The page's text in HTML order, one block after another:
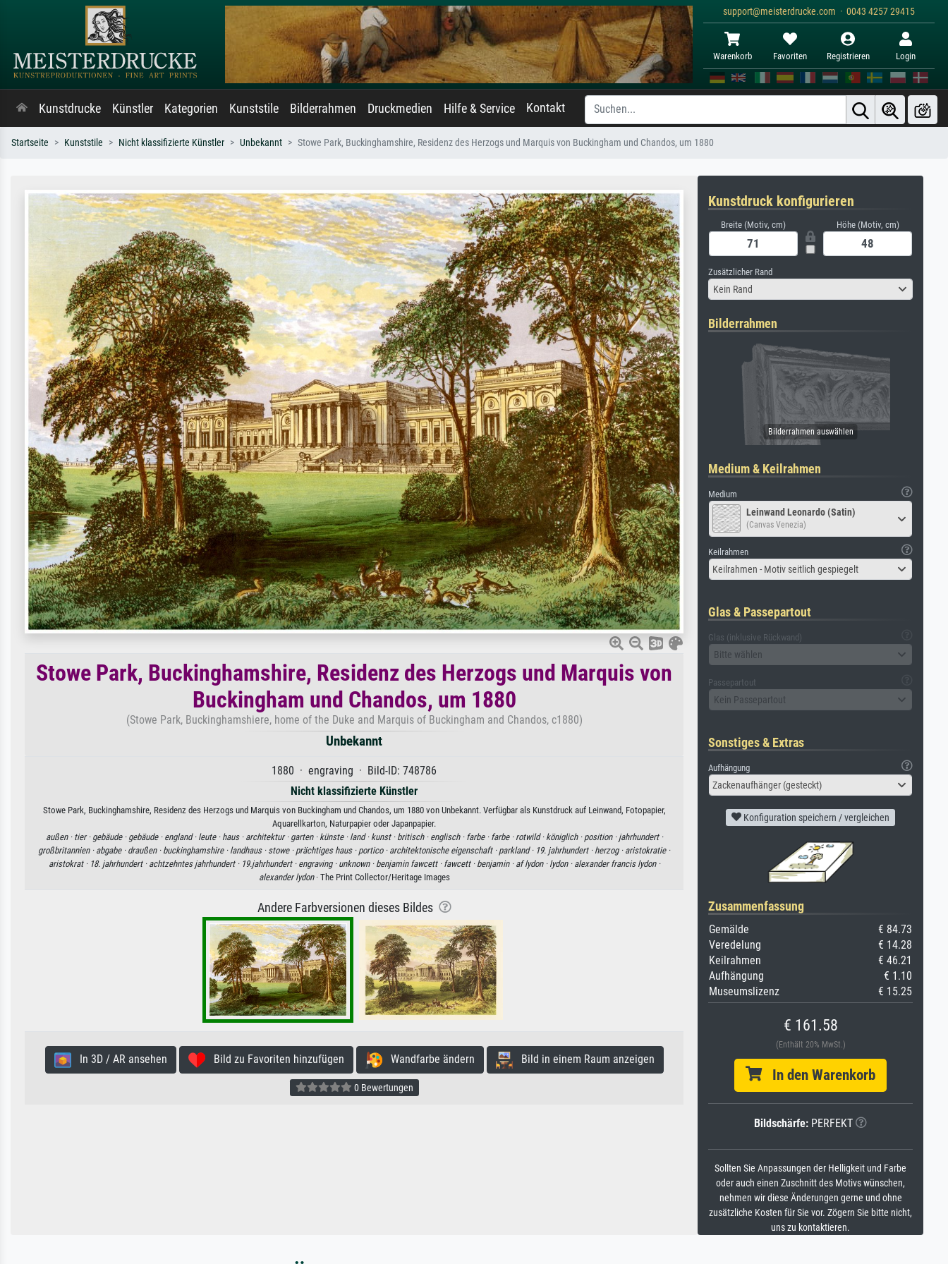
support@meisterdrucke.com · 0043 4257 29415
Warenkorb Favoriten Registrieren Login
Kunstdrucke Künstler Kategorien Kunststile Bilderrahmen Druckmedien Hilfe & Service Kontakt
Startseite Kunststile Nicht klassifizierte Künstler Unbekannt Stowe Park, Buckinghamshire, Residenz des Herzogs und Marquis von Buckingham und Chandos, um 1880
Stowe Park, Buckinghamshire, Residenz des Herzogs und Marquis von
Buckingham und Chandos, um 1880
(Stowe Park, Buckinghamshiere, home of the Duke and Marquis of Buckingham and Chandos, c1880)
Unbekannt
1880 · engraving · Bild-ID: 748786
Nicht klassifizierte Künstler
Stowe Park, Buckinghamshire, Residenz des Herzogs und Marquis von Buckingham und Chandos, um 1880 von Unbekannt. Verfügbar als Kunstdruck auf Leinwand, Fotopapier,
Aquarellkarton, Naturpapier oder Japanpapier.
außen · tier · gebäude · gebäude · england · leute · haus · architektur · garten · künste · land · kunst · britisch · englisch · farbe · farbe · rotwild · königlich · position · jahrhundert ·
großbritannien · abgabe · draußen · buckinghamshire · landhaus · stowe · prächtiges haus · portico · architektonische eigenschaft · parkland · 19. jahrhundert · herzog · aristokratie ·
aristokrat · 18. jahrhundert · achtzehntes jahrhundert · 19.jahrhundert · engraving · unknown · benjamin fawcett · fawcett · benjamin · af lydon · lydon · alexander francis lydon ·
alexander lydon· The Print Collector/Heritage Images
Andere Farbversionen dieses Bildes
In 3D / AR ansehen Bild zu Favoriten hinzufügen Wandfarbe ändern Bild in einem Raum anzeigen
0 Bewertungen
Kunstdruck konfigurieren
Breite (Motiv, cm) Höhe (Motiv, cm)
Zusätzlicher Rand
Kein Rand
Bilderrahmen
Medium & Keilrahmen
Medium
Leinwand Leonardo (Satin)
(Canvas Venezia)
Keilrahmen
Keilrahmen - Motiv seitlich gespiegelt
Glas & Passepartout
Glas (inklusive Rückwand)
Bitte wählen
Passepartout
Kein Passepartout
Sonstiges & Extras
Aufhängung
Zackenaufhänger (gesteckt)
Konfiguration speichern / vergleichen
Zusammenfassung
Gemälde
€ 84.73
Veredelung
€ 14.28
Keilrahmen
€ 46.21
Aufhängung
€ 1.10
Museumslizenz
€ 15.25
€ 161.58
(Enthält 20% MwSt.)
In den Warenkorb
Bildschärfe: PERFEKT
Sollten Sie Anpassungen der Helligkeit und Farbe
oder auch einen Zuschnitt des Motivs wünschen,
nehmen wir diese Änderungen gerne und ohne
zusätzliche Kosten für Sie vor. Zögern Sie bitte nicht,
uns zu kontaktieren.